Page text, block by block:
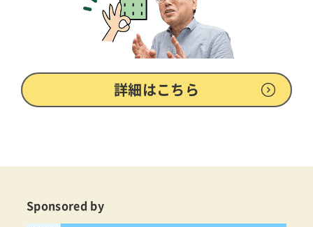
詳細はこちら
Sponsored by